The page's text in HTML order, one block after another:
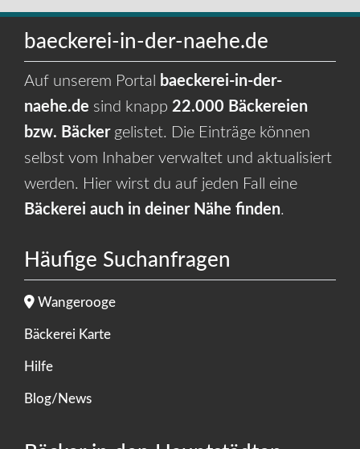
baeckerei-in-der-naehe.de
Auf unserem Portal
baeckerei-in-der-
naehe.de sind knapp 22.000 Bäckereien
bzw. Bäckergelistet. Die Einträge können
selbst vom Inhaber verwaltet und aktualisiert
werden. Hier wirst du auf jeden Fall eine
Bäckerei auch in deiner Nähe finden.
Häufige Suchanfragen
Wangerooge
Bäckerei Karte
Hilfe
Blog/News